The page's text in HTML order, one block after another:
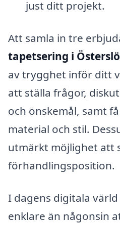
just ditt projekt.
Att samla in tre
tapetsering i
av trygghet inför ditt
att ställa frågor,
och önskemål, samt
material och stil.
utmärkt möjlighet att
förhandlingsposition.
I dagens digitala
enklare än någonsin